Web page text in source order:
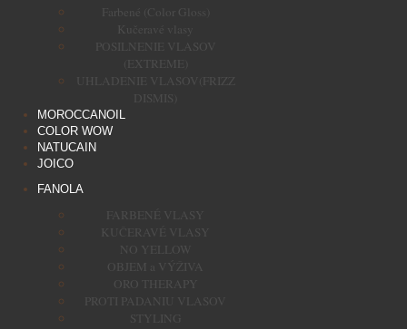
Farbené (Color Gloss)
Kučeravé vlasy
POSILNENIE VLASOV
(EXTREME)
UHLADENIE VLASOV(FRIZZ
DISMIS)
MOROCCANOIL
COLOR WOW
NATUCAIN
JOICO
FANOLA
FARBENÉ VLASY
KUČERAVÉ VLASY
NO YELLOW
OBJEM a VÝŽIVA
ORO THERAPY
PROTI PADANIU VLASOV
STYLING